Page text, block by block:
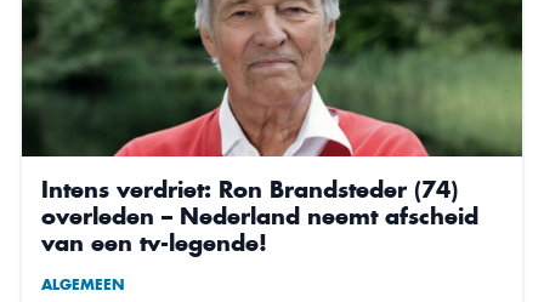
Intens verdriet: Ron Brandsteder (74)
overleden – Nederland neemt afscheid
van een tv-legende!
ALGEMEEN